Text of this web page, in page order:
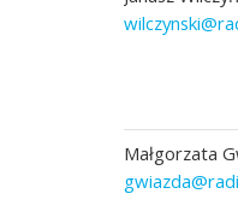
Małgorzata